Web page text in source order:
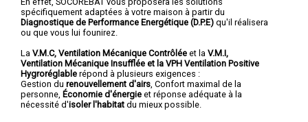
spécifiquement adaptées à votre maison à partir du
Diagnostique de Performance Energétique (D.P.E) qu'il réalisera
ou que vous lui founirez.
La V.M.C, Ventilation Mécanique Contrôlée et la V.M.I,
Ventilation Mécanique Insufflée et la VPH Ventilation Positive
Hygroréglable répond à plusieurs exigences :
Gestion du renouvellement d'airs , Confort maximal de la
personne, Économie d'énergie et réponse adéquate à la
nécessité d'isoler l'habitat du mieux possible.